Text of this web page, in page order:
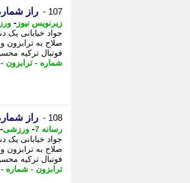
107 - راز
زیرنویس نیوز -
جواد خیابانی یک
فوتبال ترکیه
شماره - ترابزون -
108 - راز
رسانه 7 - ورزشی-
جواد خیابانی یک
فوتبال ترکیه
ترابزون - شماره -